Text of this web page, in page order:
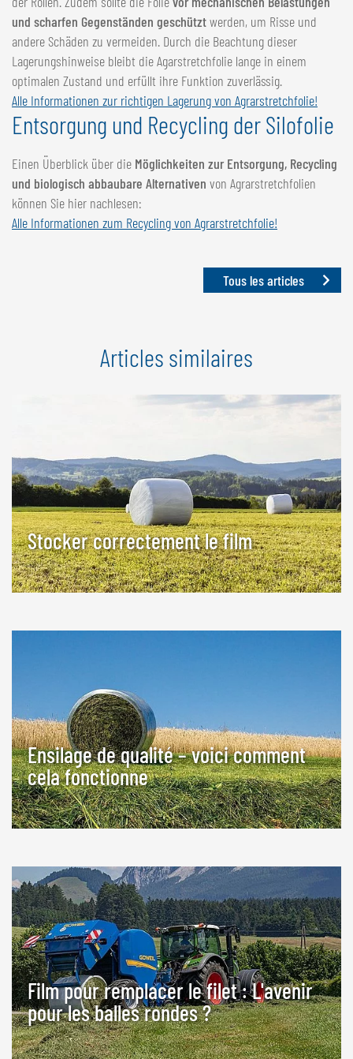
und scharfen Gegenständen geschütztwerden, um Risse und
andere Schäden zu vermeiden. Durch die Beachtung dieser
Lagerungshinweise bleibt die Agarstretchfolie lange in einem
optimalen Zustand und erfüllt ihre Funktion zuverlässig.
Alle Informationen zur richtigen Lagerung von Agrarstretchfolie!
Entsorgung und Recycling der Silofolie
Einen Überblick über die Möglichkeiten zur Entsorgung, Recycling
und biologisch abbaubare Alternativen von Agrarstretchfolien
können Sie hier nachlesen:
Alle Informationen zum Recycling von Agrarstretchfolie!
Tous les articles
Articles similaires
Stocker correctement le film
Ensilage de qualité – voici comment
cela fonctionne
Film pour remplacer le filet : L'avenir
pour les balles rondes ?